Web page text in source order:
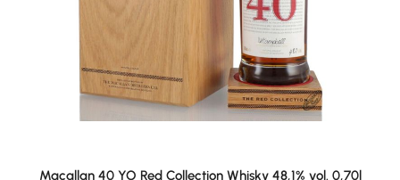
Macallan 40 YO Red Collection Whisky 48,1% vol. 0,70l